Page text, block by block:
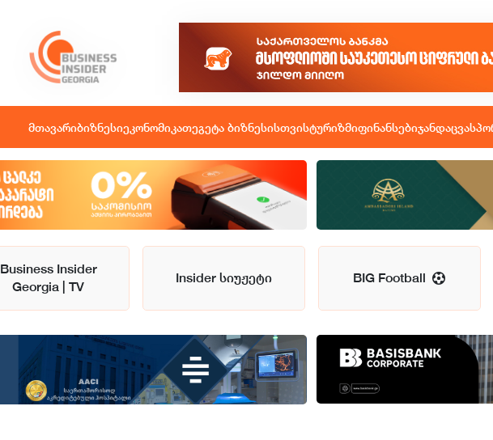
მთავარიბიზნესიეკონომიკათეგეტა ბიზნესისთვისტურიზმიფინანსებიჯანდაცვა
Business Insider
Georgia | TV
Insider სიუჟეტი BIG Football